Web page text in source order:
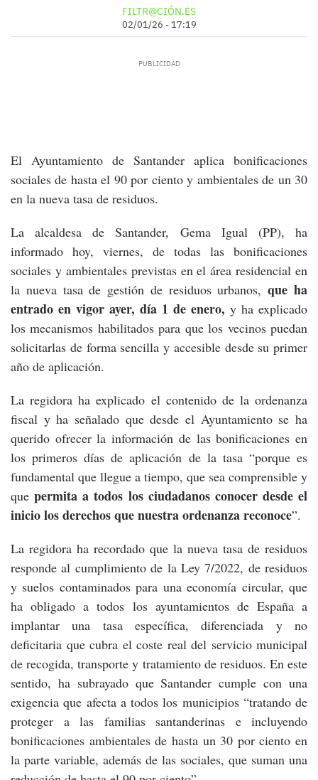
FILTR@CIÓN.ES
02/01/26 - 17:19
El Ayuntamiento de Santander aplica bonificaciones
sociales de hasta el 90 por ciento y ambientales de un 30
en la nueva tasa de residuos.
La alcaldesa de Santander, Gema Igual (PP), ha
informado hoy, viernes, de todas las bonificaciones
sociales y ambientales previstas en el área residencial en
la nueva tasa de gestión de residuos urbanos,que ha
entrado en vigor ayer, día 1 de enero, y ha explicado
los mecanismos habilitados para que los vecinos puedan
solicitarlas de forma sencilla y accesible desde su primer
año de aplicación.
La regidora ha explicado el contenido de la ordenanza
fiscal y ha señalado que desde el Ayuntamiento se ha
querido ofrecer la información de las bonificaciones en
los primeros días de aplicación de la tasa “porque es
fundamental que llegue a tiempo, que sea comprensible y
quepermita a todos los ciudadanos conocer desde el
inicio los derechos que nuestra ordenanza reconoce”.
La regidora ha recordado que la nueva tasa de residuos
responde al cumplimiento de la Ley 7/2022, de residuos
y suelos contaminados para una economía circular, que
ha obligado a todos los ayuntamientos de España a
implantar una tasa específica, diferenciada y no
deficitaria que cubra el coste real del servicio municipal
de recogida, transporte y tratamiento de residuos. En este
sentido, ha subrayado que Santander cumple con una
exigencia que afecta a todos los municipios “tratando de
proteger a las familias santanderinas e incluyendo
bonificaciones ambientales de hasta un 30 por ciento en
la parte variable, además de las sociales, que suman una